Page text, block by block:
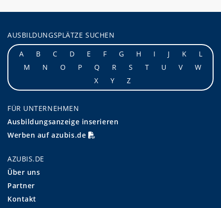
AUSBILDUNGSPLÄTZE SUCHEN
A
B C D E F G H I J K
L
M
N O P Q R S T U V
W
X
Y Z
FÜR UNTERNEHMEN
Ausbildungsanzeige inserieren
Werben auf azubis.de
AZUBIS.DE
Über uns
Partner
Kontakt